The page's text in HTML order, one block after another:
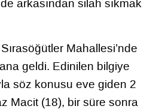
arkasından silah sıkmak
Mahallesi’nde
geldi. Edinilen bilgiye
söz konusu eve giden 2
Macit (18), bir süre sonra